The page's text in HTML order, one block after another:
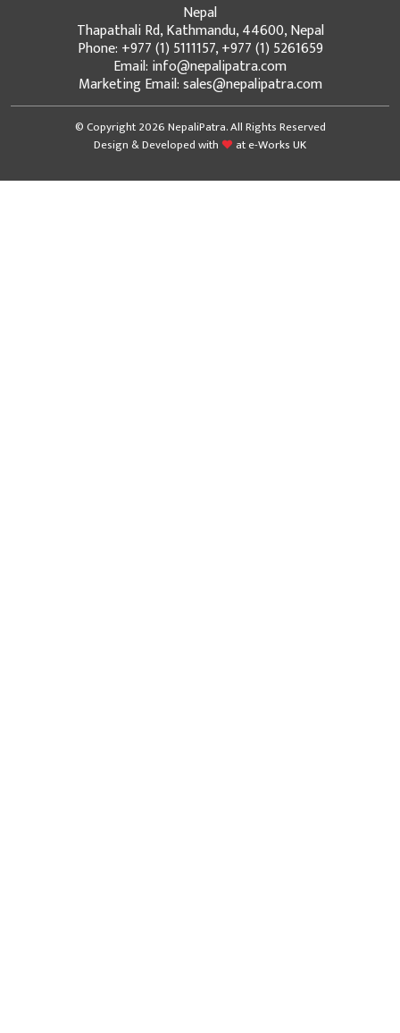
Nepal
Thapathali Rd, Kathmandu, 44600, Nepal
Phone: +977 (1) 5111157, +977 (1) 5261659
Email: info@nepalipatra.com
Marketing Email: sales@nepalipatra.com
© Copyright 2026 NepaliPatra. All Rights Reserved
Design & Developed with
ate-Works UK